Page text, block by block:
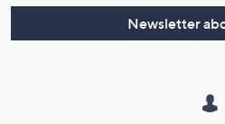
Newsletter